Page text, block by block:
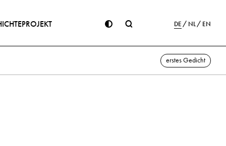
PROJEKT DE NL EN
erstes Gedicht